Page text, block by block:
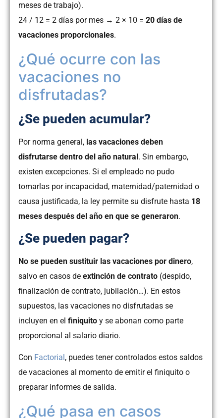
meses de trabajo).
24 / 12 = 2 días por mes → 2 × 10 = 20 días de
vacaciones proporcionales.
¿Qué ocurre con las
vacaciones no
disfrutadas?
¿Se pueden acumular?
Por norma general, las vacaciones deben
disfrutarse dentro del año natural. Sin embargo,
existen excepciones. Si el empleado no pudo
tomarlas por incapacidad, maternidad/paternidad o
causa justificada, la ley permite su disfrute hasta 18
meses después del año en que se generaron.
¿Se pueden pagar?
No se pueden sustituir las vacaciones por dinero,
salvo en casos de extinción de contrato (despido,
finalización de contrato, jubilación…). En estos
supuestos, las vacaciones no disfrutadas se
incluyen en el finiquito y se abonan como parte
proporcional al salario diario.
Con Factorial , puedes tener controlados estos saldos
de vacaciones al momento de emitir el finiquito o
preparar informes de salida.
¿Qué pasa en casos